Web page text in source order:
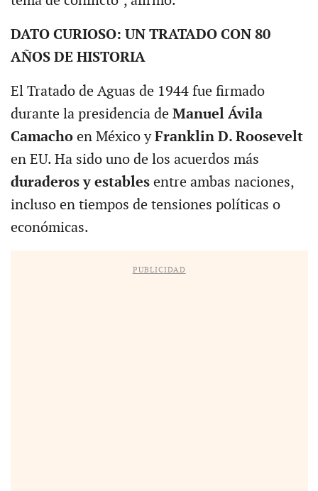
DATO CURIOSO: UN TRATADO CON 80
AÑOS DE HISTORIA
El Tratado de Aguas de 1944 fue firmado
durante la presidencia de Manuel Ávila
Camachoen México yFranklin D. Roosevelt
en EU. Ha sido uno de los acuerdos más
duraderos y establesentre ambas naciones,
incluso en tiempos de tensiones políticas o
económicas.
PUBLICIDAD